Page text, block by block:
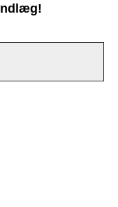
som cookies til
Hvis du giver dit
det have en negativ